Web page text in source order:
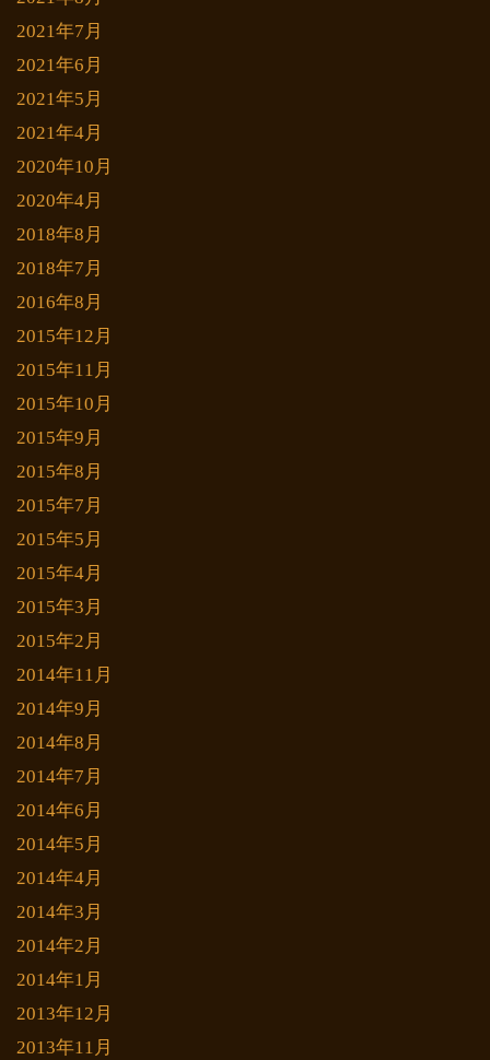
2021年7月
2021年6月
2021年5月
2021年4月
2020年10月
2020年4月
2018年8月
2018年7月
2016年8月
2015年12月
2015年11月
2015年10月
2015年9月
2015年8月
2015年7月
2015年5月
2015年4月
2015年3月
2015年2月
2014年11月
2014年9月
2014年8月
2014年7月
2014年6月
2014年5月
2014年4月
2014年3月
2014年2月
2014年1月
2013年12月
2013年11月